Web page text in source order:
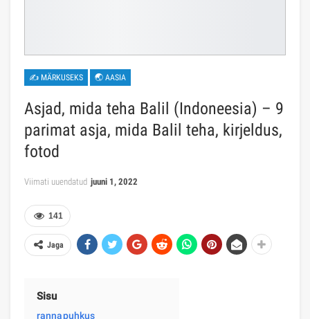
✍ MÄRKUSEKS 🌏 AASIA
Asjad, mida teha Balil (Indoneesia) – 9
parimat asja, mida Balil teha, kirjeldus,
fotod
Viimati uuendatud juuni 1, 2022
141
Jaga
Sisu
rannapuhkus